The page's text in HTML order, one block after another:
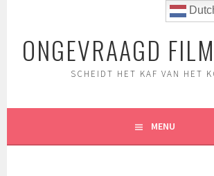
inhoudONGEVRAAGD
SCHEIDT HET KAF VAN HET
MENU